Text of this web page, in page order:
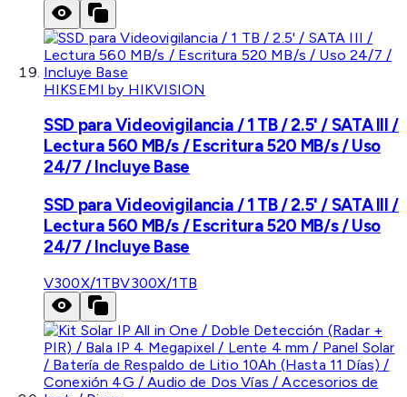
HIKSEMI by HIKVISION
SSD para Videovigilancia / 1 TB / 2.5' / SATA III /
Lectura 560 MB/s / Escritura 520 MB/s / Uso
24/7 / Incluye Base
SSD para Videovigilancia / 1 TB / 2.5' / SATA III /
Lectura 560 MB/s / Escritura 520 MB/s / Uso
24/7 / Incluye Base
V300X/1TBV300X/1TB